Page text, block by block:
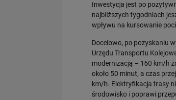
Inwestycja jest po
najbliższych tygodniach
wpływu na kursowanie
Docelowo, po pozyskaniu
Urzędu Transportu
modernizacją – 160 km/h
około 50 minut, a czas
km/h. Elektryfikacja trasy
środowisko i poprawi